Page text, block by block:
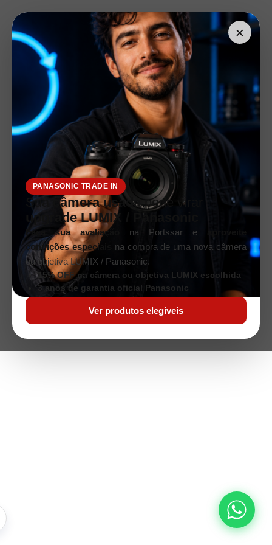
×
PANASONIC TRADE IN
Sua câmera usadapode virar
upgrade LUMIX / Panasonic
Faça sua avaliação na Portssar e
condições especiais
na compra de uma nova câmera
ou objetiva LUMIX / Panasonic.
15% OFF na câmera ou objetiva LUMIX escolhida
3 anos de garantia oficial Panasonic
Ver produtos elegíveis